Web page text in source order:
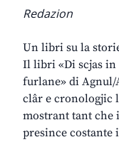
Redazion
Un libri su la
Il libri «Di scjas in
furlane» di Agnul/
clâr e cronologjic
mostrant tant che
presince costante